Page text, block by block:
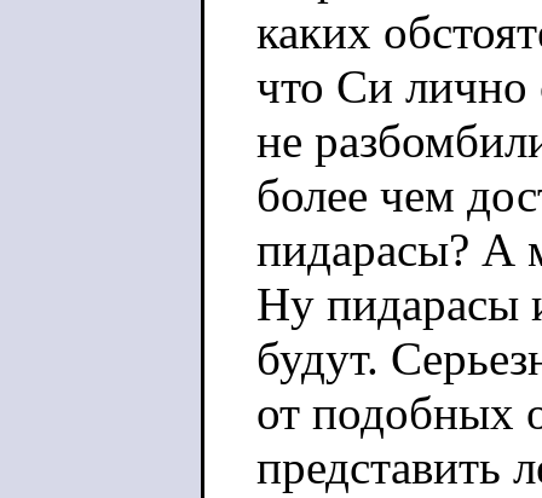
каких
что Си лично
не
более чем
пидарасы? А
Ну пидарасы
будут.
от подобных
представить